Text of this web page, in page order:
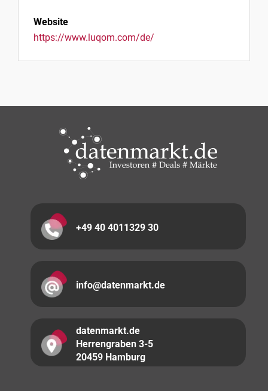
Website
https://www.luqom.com/de/
+49 40 4011329 30
info@datenmarkt.de
datenmarkt.de
Herrengraben 3-5
20459 Hamburg